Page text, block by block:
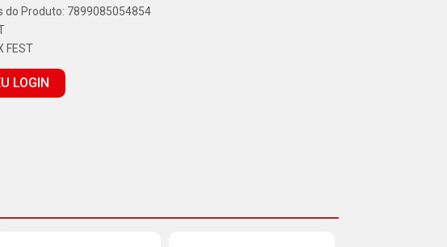
do Produto: 7899085054854
FEST
LOGIN